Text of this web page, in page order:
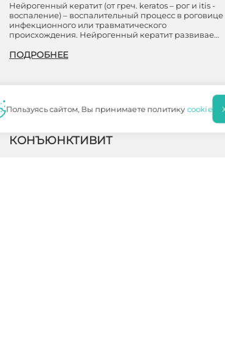
Нейрогенный кератит (от греч. keratos – рог и itis -
воспаление) – воспалительный процесс в роговице
инфекционного или травматического
происхождения. Нейрогенный кератит развивае…
ПОДРОБНЕЕ
КОНЪЮНКТИВИТ
Пользуясь сайтом, Вы принимаете политикуcookie